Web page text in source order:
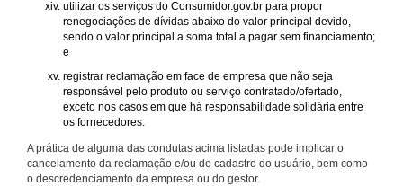
utilizar os serviços do Consumidor.gov.br para propor
renegociações de dívidas abaixo do valor principal devido,
sendo o valor principal a soma total a pagar sem financiamento;
e
registrar reclamação em face de empresa que não seja
responsável pelo produto ou serviço contratado/ofertado,
exceto nos casos em que há responsabilidade solidária entre
os fornecedores.
A prática de alguma das condutas acima listadas pode implicar o
cancelamento da reclamação e/ou do cadastro do usuário, bem como
o descredenciamento da empresa ou do gestor.